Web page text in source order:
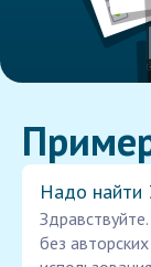
Надо найти
без